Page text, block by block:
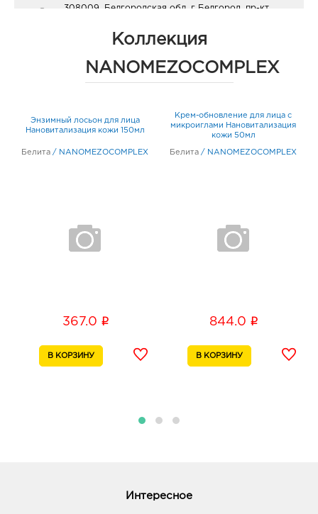
308009, Белгородская обл, г Белгород, пр-кт
График работы:9:00 - 20:00
График работы:10:00 - 21:00
Воронеж Юго-Запад: руб.
394033, Воронежская обл, г Воронеж, пр-кт
Ленинский, д. 95б
Воронеж Арена: руб.
Коллекция
NANOMEZOCOMPLEX
Энзимный лосьон для лица
Нановитализация кожи 150мл
Белита / NANOMEZOCOMPLEX
367.0 i
Крем-обновление для лица с
микроиглами Нановитализация
кожи 50мл
Белита / NANOMEZOCOMPLEX
844.0 i
Интересное